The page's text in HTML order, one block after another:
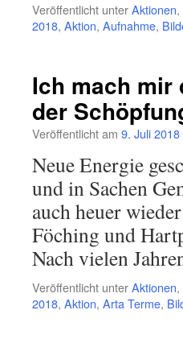
Veröffentlicht unterAktionen,
2018, Aktion, Aufnahme,
Ich mach mir
der
Veröffentlicht am 9. Juli 2018
Neue Energie
und in Sachen
auch heuer
Föching und
Nach vielen
Veröffentlicht unterAktionen,
2018, Aktion, Arta Terme,